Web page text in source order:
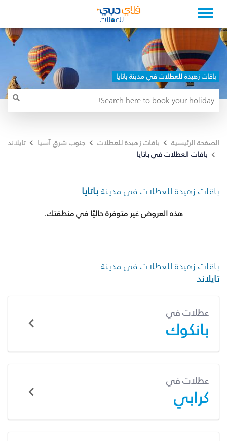
باقات زهيدة للعطلات في مدينة باتايا
الصفحة الرئيسية باقات زهيدة للعطلات جنوب شرق آسيا
تايلاند
باقات العطلات في باتايا
باقات زهيدة للعطلات في مدينة باتايا
هذه العروض غير متوفرة حاليًا في منطقتك.
باقات زهيدة للعطلات في مدينة
تايلاند
عطلات في
بانكوك
عطلات في
كرابي